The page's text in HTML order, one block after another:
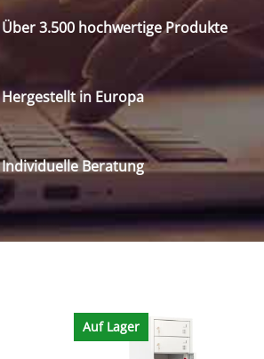
Über 3.500 hochwertige Produkte
Hergestellt in Europa
Individuelle Beratung
Auf Lager